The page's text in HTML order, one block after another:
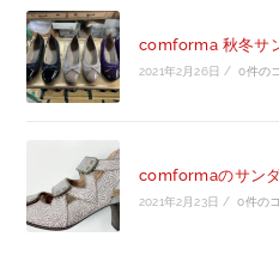
comforma 秋冬サ
2021年2月26日 / 0件の
comformaのサン
2021年2月23日 / 0件の